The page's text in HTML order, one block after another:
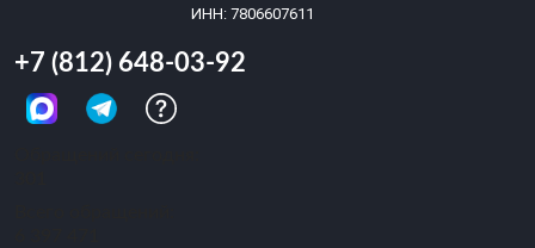
ИНН: 7806607611
+7 (812) 648-03-92